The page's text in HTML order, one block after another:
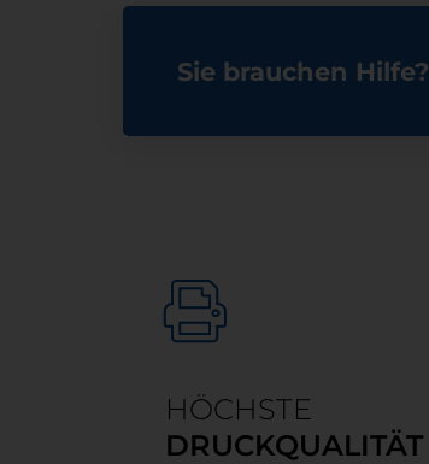
Sie brauchen Hilfe?
HÖCHSTE
DRUCKQUALITÄT